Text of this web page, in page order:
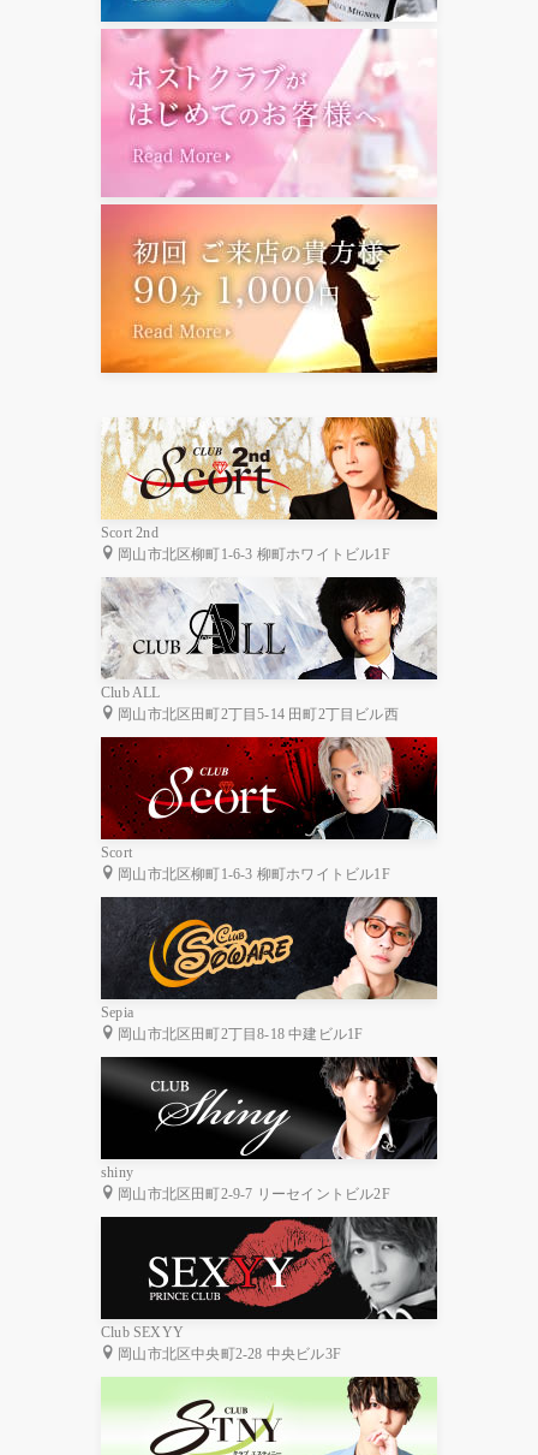
Scort 2nd
岡山市北区柳町1-6-3 柳町ホワイトビル1F
Club ALL
岡山市北区田町2丁目5-14 田町2丁目ビル西
Scort
岡山市北区柳町1-6-3 柳町ホワイトビル1F
Sepia
岡山市北区田町2丁目8-18 中建ビル1F
shiny
岡山市北区田町2-9-7 リーセイントビル2F
Club SEXYY
岡山市北区中央町2-28 中央ビル3F